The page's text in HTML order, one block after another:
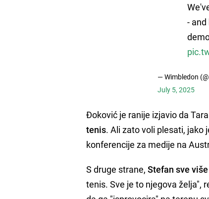
-
— Wimbledon
July 5, 2025
Đoković je ranije izjavio da
tenis. Ali zato voli plesati, jako
konferencije za medije na
S druge strane,Stefan sve
tenis. Sve je to njegova želja",